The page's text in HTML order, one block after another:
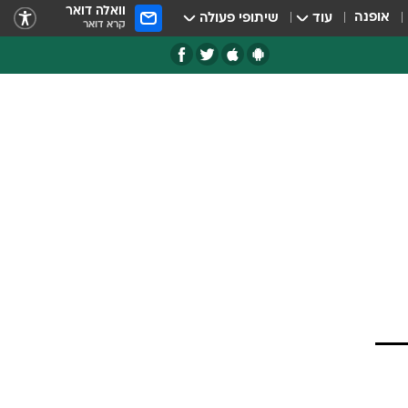
אופנה עוד שיתופי פעולה וואלה דואר
קרא דואר